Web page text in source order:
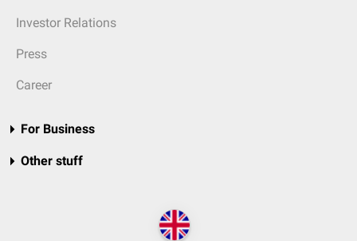
Investor Relations
Press
Career
For Business
Other stuff